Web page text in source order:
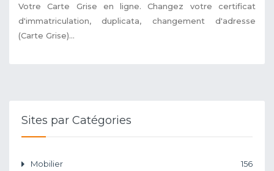
Votre Carte Grise en ligne. Changez votre certificat
d'immatriculation, duplicata, changement d'adresse
(Carte Grise)...
Sites par Catégories
Mobilier 156